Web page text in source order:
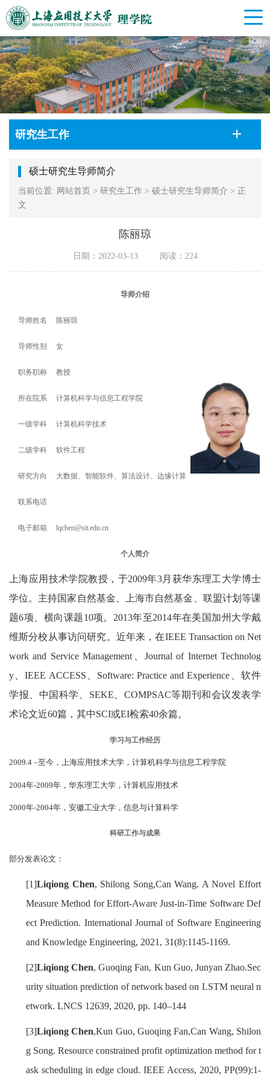
研究生工作
硕士研究生导师简介
当前位置: 网站首页 > 研究生工作 > 硕士研究生导师简介 > 正
文
陈丽琼
日期：2022-03-13 阅读： 224
导师介绍
导师姓名 陈丽琼
导师性别 女
职务职称 教授
所在院系 计算机科学与信息工程学院
一级学科 计算机科学技术
二级学科 软件工程
研究方向 大数据、智能软件、算法设计、边缘计算
联系电话
电子邮箱 lqchen@sit.edu.cn
个人简介
上海应用技术学院教授 ， 于2009年3月获华东理工大学博士
学位。主持国家自然基金、上海市自然基金、联盟计划 等课
题6项 、横向课题10项。 2013年至2014年在美国加州大学戴
维斯分校从事访问研究。近年来，在IEEE Transaction on Net
work and Service Management
Journal of Internet Technolog
y 、IEEE ACCESS Software: Practice and Experience 、软件
学报、中国科学、 SEKE COMPSAC等期刊和会议发表学
术论文近60篇，其中SCI或EI检索40余篇。
学习与工作经历
2009.4 –至今，上海应用技术大学，计算机科学与信息工程学院
2004年-2009年，华东理工大学，计算机应用技术
2000年-2004年， 安徽工业大学，信息与计算科学
科研工作与成果
部分发表论文：
[1]Liqiong Chen, Shilong Song,Can Wang. A Novel Effort
Measure Method for Effort-Aware Just-in-Time Software Def
ect Prediction. International Journal of Software Engineering
and Knowledge Engineering, 2021, 31(8):1145-1169.
[2]Liqiong Chen, Guoqing Fan, Kun Guo, Junyan Zhao.Sec
urity situation prediction of network based on LSTM neural n
etwork. LNCS 12639, 2020, pp. 140–144
[3]Liqiong Chen,Kun Guo, Guoqing Fan,Can Wang, Shilon
g Song. Resource constrained profit optimization method for t
ask scheduling in edge cloud. IEEE Access, 2020, PP(99):1-